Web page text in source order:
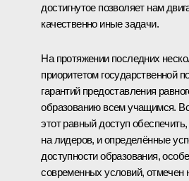
достигнутое позволяет нам
качественно иные задачи.
На протяжении последних
приоритетом государственной
гарантий предоставления
образованию всем учащимся.
этот равный доступ
на лидеров, и определённые
доступности образования,
современных условий, отмечен